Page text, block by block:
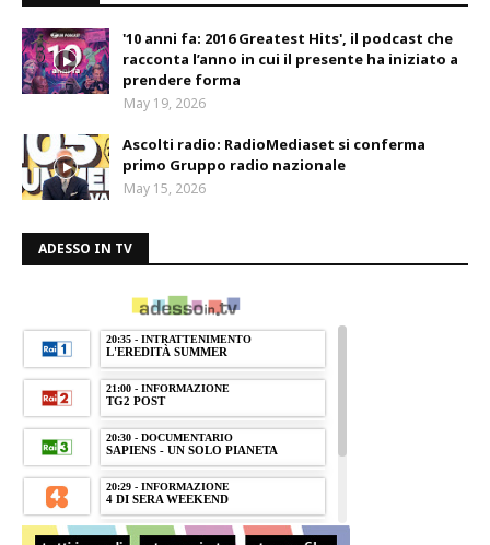
'10 anni fa: 2016 Greatest Hits', il podcast che
racconta l’anno in cui il presente ha iniziato a
prendere forma
May 19, 2026
Ascolti radio: RadioMediaset si conferma
primo Gruppo radio nazionale
May 15, 2026
ADESSO IN TV